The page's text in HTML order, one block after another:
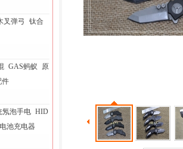
叉弹弓
钛合
GAS蚂蚁
原
件
氖泡手电 HID
电池充电器